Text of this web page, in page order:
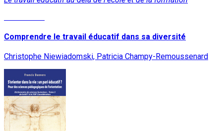
Comprendre le travail éducatif dans sa diversité
Christophe Niewiadomski, Patricia Champy-Remoussenard